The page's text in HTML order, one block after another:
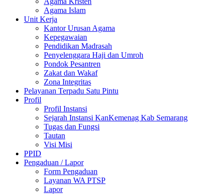
Agama Islam
Unit Kerja
Kantor Urusan Agama
Kepegawaian
Pendidikan Madrasah
Penyelenggara Haji dan Umroh
Pondok Pesantren
Zakat dan Wakaf
Zona Integritas
Pelayanan Terpadu Satu Pintu
Profil
Profil Instansi
Sejarah Instansi KanKemenag Kab Semarang
Tugas dan Fungsi
Tautan
Visi Misi
PPID
Pengaduan / Lapor
Form Pengaduan
Layanan WA PTSP
Lapor